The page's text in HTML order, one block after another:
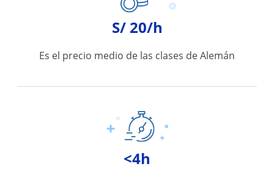
S/ 20/h
Es el precio medio de las clases de Alemán
<4h